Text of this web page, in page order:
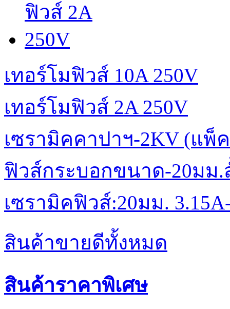
เทอร์โมฟิวส์ 10A 250V
เทอร์โมฟิวส์ 2A 250V
เซรามิคคาปาฯ-2KV (แพ็
ฟิวส์กระบอกขนาด-20มม.
เซรามิคฟิวส์:20มม.
สินค้าขายดีทั้งหมด
สินค้าราคาพิเศษ